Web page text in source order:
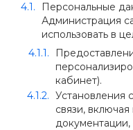
Персональные
Администрация
использовать в
кабинет).
Установления
связи,